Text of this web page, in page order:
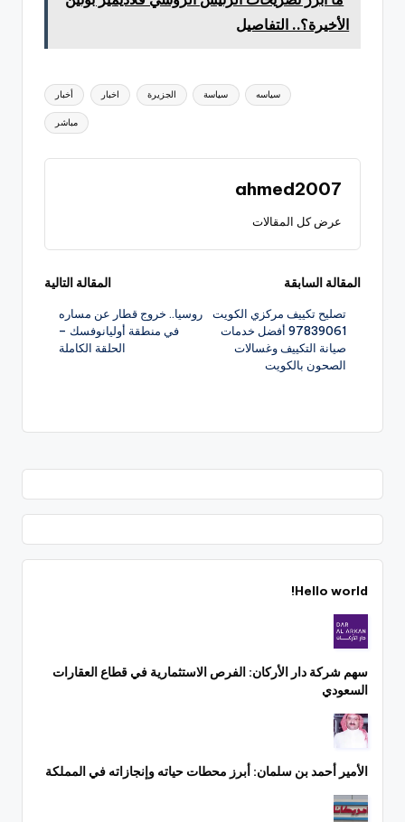
الأخيرة؟.. التفاصيل
أخبار اخبار الجزيرة سياسة سياسه
مباشر
ahmed2007
عرض كل المقالات
تصفّح
المقالات
المقالة السابقة
تصليح تكييف مركزي الكويت
97839061 أفضل خدمات
صيانة التكييف وغسالات
الصحون بالكويت
المقالة التالية
روسيا.. خروج قطار عن مساره
في منطقة أوليانوفسك –
الحلقة الكاملة
Hello world!
سهم شركة دار الأركان: الفرص الاستثمارية في قطاع العقارات
السعودي
الأمير أحمد بن سلمان: أبرز محطات حياته وإنجازاته في المملكة